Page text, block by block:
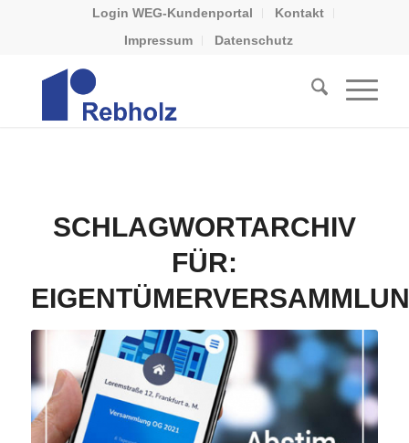
Login WEG-Kundenportal
Kontakt
Impressum
Datenschutz
SCHLAGWORTARCHIV
FÜR: